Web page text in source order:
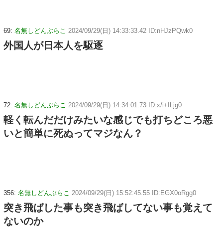
69: 名無しどんぶらこ 2024/09/29(日) 14:33:33.42 ID:nHJzPQwk0
外国人が日本人を駆逐
72: 名無しどんぶらこ 2024/09/29(日) 14:34:01.73 ID:x/i+ILjg0
軽く転んだだけみたいな感じでも打ちどころ悪
いと簡単に死ぬってマジなん？
356: 名無しどんぶらこ 2024/09/29(日) 15:52:45.55 ID:EGX0oRgg0
突き飛ばした事も突き飛ばしてない事も覚えて
ないのか